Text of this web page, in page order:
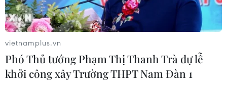
Johnson & Johnson chi 5,5 tỷ USD
dàn xếp vụ kiện phấn rôm gây ung
28/07/2026 04:37
vietnamplus.vn
Phó Thủ tướng Phạm Thị Thanh Trà dự lễ
khởi công xây Trường THPT Nam Đàn 1